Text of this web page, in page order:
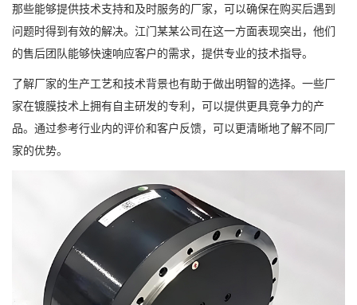
那些能够提供技术支持和及时服务的厂家，可以确保在购买后遇到
问题时得到有效的解决。江门某某公司在这一方面表现突出，他们
的售后团队能够快速响应客户的需求，提供专业的技术指导。
了解厂家的生产工艺和技术背景也有助于做出明智的选择。一些厂
家在镀膜技术上拥有自主研发的专利，可以提供更具竞争力的产
品。通过参考行业内的评价和客户反馈，可以更清晰地了解不同厂
家的优势。